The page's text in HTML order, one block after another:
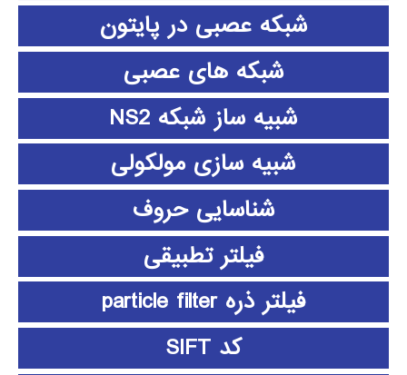
شبکه عصبی در پایتون
شبکه های عصبی
شبیه ساز شبکه NS2
شبیه سازی مولکولی
شناسایی حروف
فیلتر تطبیقی
فیلتر ذره particle filter
کد SIFT